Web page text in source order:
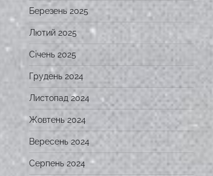
Березень 2025
Лютий 2025
Січень 2025
Грудень 2024
Листопад 2024
Жовтень 2024
Вересень 2024
Серпень 2024